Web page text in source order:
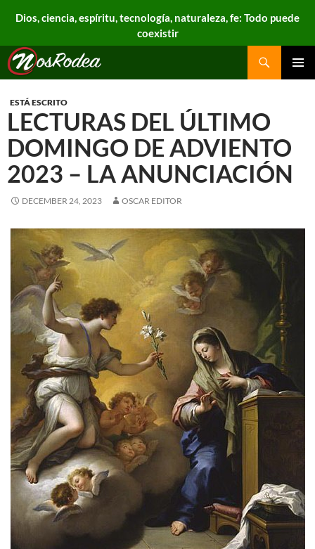
Dios, ciencia, espíritu, tecnología, naturaleza, fe: Todo puede
coexistir
Nos Rodea
Search
ESTÁ ESCRITO
LECTURAS DEL ÚLTIMO
DOMINGO DE ADVIENTO
2023 – LA ANUNCIACIÓN
DECEMBER 24, 2023 OSCAR EDITOR